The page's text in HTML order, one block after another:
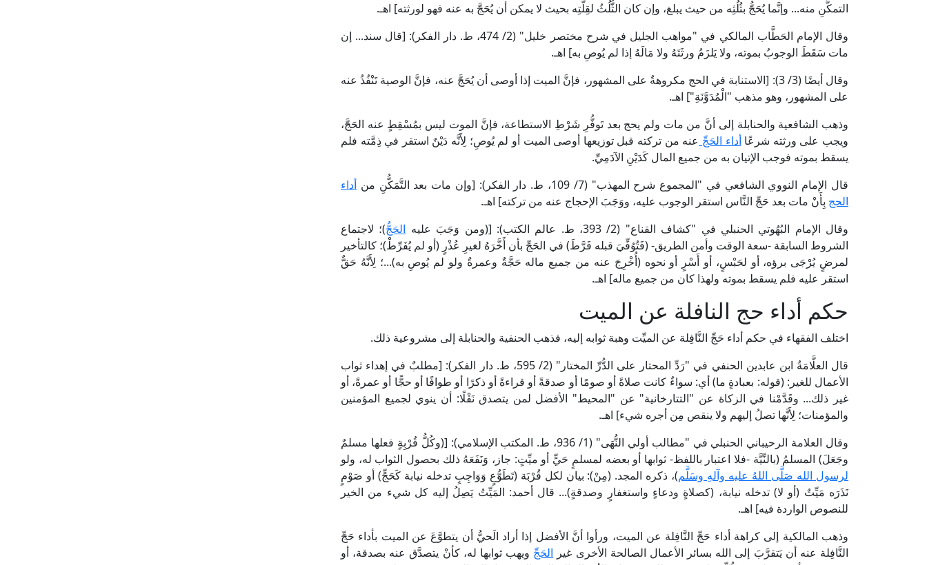
التمكُّنِ منه... وإنَّما يُحَجُّ بثُلُثِه من حيث يبلغ، وإن كان الثُّلُثُ لقِلَّتِه بحيث لا يمكن أن يُحَجَّ به عنه فهو لورثته] اهـ.
وقال الإمام الحَطَّاب المالكي في "مواهب الجليل في شرح مختصر خليل" (2/ 474، ط. دار الفكر): [قال سند... إن
مات سَقَطَ الوجوبُ بموته، ولا يَلزَمُ ورثَتَهُ ولا مَالَهُ إذا لم يُوصِ به] اهـ.
وقال أيضًا (3/ 3): [الاستنابة في الحج مكروهةٌ على المشهور، فإنَّ الميت إذا أوصى أن يُحَجَّ عنه، فإنَّ الوصية تَنْفُذُ عنه
على المشهور، وهو مذهب "الْمُدَوَّنَةِ"] اهـ.
وذهب الشافعية والحنابلة إلى أنَّ من مات ولم يحج بعد تَوفُّرِ شَرْطِ الاستطاعة، فإنَّ الموت ليس بمُسْقِطٍ عنه الحَجَّ،
ويجب على ورثته شرعًاأداء الحَجِّ عنه من تركته قبل توزيعها أوصى الميت أو لم يُوصِ؛ لِأَنَّه دَيْنٌ استقر في ذِمَّته فلم
يسقط بموته فوجب الإتيان به من جميع المال كَدَيْنِ الآدَمِيِّ.
قال الإمام النووي الشافعي في "المجموع شرح المهذب" (7/ 109، ط. دار الفكر): [وإن مات بعد التَّمَكُّنِ من
أداء
الحج بِأَنْ مات بعد حَجِّ النَّاس استقر الوجوب عليه، ووَجَبَ الإحجاج عنه من تركته] اهـ.
وقال الإمام البُهُوتي الحنبلي في "كشاف القناع" (2/ 393، ط. عالم الكتب): [(ومن وَجَبَ عليه
الحَجُّ)؛ لاجتماع
الشروط السابقة -سعة الوقت وأمن الطريق- (فَتُوُفِّيَ قبله فَرَّطَ) في الحَجِّ بأن أَخَّرَهُ لغيرِ عُذْرٍ (أو لم يُفَرِّطْ)؛ كالتأخير
لمرضٍ يُرْجَى برؤه، أو لحَبْسٍ، أو أَسْرٍ أو نحوه (أُخْرِجَ عنه من جميع ماله حَجَّةٌ وعمرةٌ ولو لم يُوصِ به)...؛ لِأَنَّهُ حَقٌّ
استقر عليه فلم يسقط بموته ولهذا كان من جميع ماله] اهـ.
حكم أداء حج النافلة عن الميت
اختلف الفقهاء في حكم أداء حَجِّ النَّافِلة عن الميِّت وهبة ثوابه إليه، فذهب الحنفية والحنابلة إلى مشروعية ذلك.
قال العلَّامَةُ ابن عابدين الحنفي في "رَدِّ المحتار على الدُّرِّ المختار" (2/ 595، ط. دار الفكر): [مطلبٌ في إهداء ثواب
الأعمال للغير: (قوله: بعبادةٍ ما) أي: سواءٌ كانت صلاةً أو صومًا أو صدقةً أو قراءةً أو ذكرًا أو طوافًا أو حجًّا أو عمرةً، أو
غير ذلك... وقَدَّمْنا في الزكاة عن "التتارخانية" عن "المحيط" الأفضل لمن يتصدق نَفْلًا: أن ينوي لجميع المؤمنين
والمؤمنات؛ لِأَنَّها تصلُ إليهم ولا ينقص مِن أجره شيء] اهـ.
وقال العلامة الرحيباني الحنبلي في "مطالب أولي النُّهَى" (1/ 936، ط. المكتب الإسلامي): [(وكُلُّ قُرْبِةٍ فعلها مسلمٌ
وجَعَلَ) المسلمُ (بالنِّيَّة -فلا اعتبار باللفظ- ثوابها أو بعضه لمسلمٍ حَيٍّ أو ميِّتٍ: جاز، وَنَفَعَهُ ذلك بحصول الثواب له، ولو
لرسول الله صَلَّى اللهُ عليه وآلهِ وسَلَّم)، ذكره المجد. (مِنْ): بيان لكل قُرْبَة (تَطَوُّعٍ وَوَاجِبٍ تدخله نيابة كَحَجٍّ) أو صَوْمٍ
نَذَرَه مَيِّتٌ (أو لا) تدخله نيابة، (كصلاةٍ ودعاءٍ واستغفارٍ وصدقةٍ)... قال أحمد: المَيِّتُ يَصِلُ إليه كل شيء من الخير
للنصوص الواردة فيه] اهـ.
وذهب المالكية إلى كراهة أداء حَجِّ النَّافِلة عن الميت، ورأوا أنَّ الأفضل إذا أراد الَحيُّ أن يتطوَّعَ عن الميت بأداء حَجِّ
النَّافِلة عنه أن يَتقرَّبَ إلى الله بسائر الأعمال الصالحة الأخرى غير الحَجِّ ويهب ثوابها له، كأنْ يتصدَّق عنه بصدقة، أو